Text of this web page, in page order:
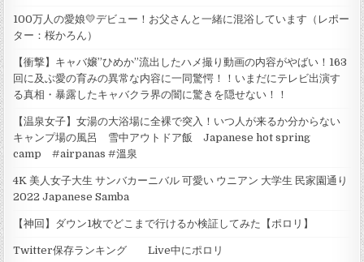
100万人の愛娘💛デビュー！お父さんと一緒に混浴しています（レポー
ター：桜かろん）
【衝撃】キャバ嬢”ひめか”流出したハメ撮り動画の内容がやばい！163
回に及ぶ愛の育みの異常な内容に一同驚愕！！いまだにテレビ出演す
る真相・暴露したキャバクラ界の闇に驚きを隠せない！！
【温泉女子】女湯の大浴場に全裸で突入！いつ人が来るか分からない
キャンプ場の風呂 雪中アウトドア飯 Japanese hot spring
camp #airpanas #溫泉
4K 美人女子大生 サンバカーニバル 可愛い ウニアン 大学生 民家園通り
2022 Japanese Samba
【神回】ダウン1枚でどこまで行けるか検証してみた【ポロリ】
Twitter保存ランキング Live中にポロリ